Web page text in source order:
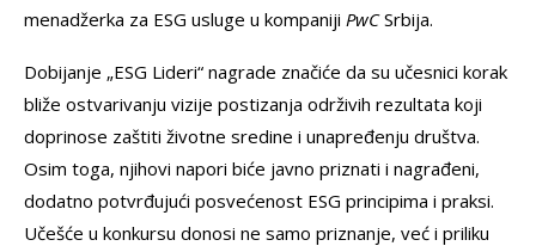
menadžerka za ESG usluge u kompaniji PwCSrbija.
Dobijanje „ESG Lideri“ nagrade značiće da su učesnici korak
bliže ostvarivanju vizije postizanja održivih rezultata koji
doprinose zaštiti životne sredine i unapređenju društva.
Osim toga, njihovi napori biće javno priznati i nagrađeni,
dodatno potvrđujući posvećenost ESG principima i praksi.
Učešće u konkursu donosi ne samo priznanje, već i priliku